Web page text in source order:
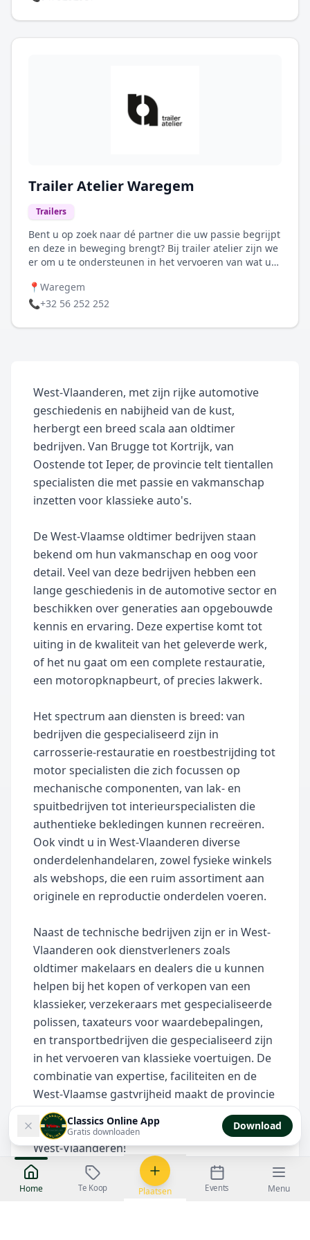
Classics Online App
Gratis downloaden Download
Naast aan- en verkoop kunt u bij ons ook terecht voor
reparatie en restauratie van klassieke auto's in België.
Trailer Atelier Waregem
Trailers
Bent u op zoek naar dé partner die uw passie begrijpt
en deze in beweging brengt? Bij trailer atelier zijn we
er om u te ondersteunen in het vervoeren van wat u
andere passie of bezigheid betreft. Wij geloven dat
het vervoer van uw waardevolle bezittingen met de
ervaring. Met onze expertise en aandacht voor detail
u, uw naam, uw passie en uw wensen!
📍 Waregem
📞+32 56 252 252
West-Vlaanderen, met zijn rijke automotive
geschiedenis en nabijheid van de kust,
herbergt een breed scala aan oldtimer
bedrijven. Van Brugge tot Kortrijk, van
Oostende tot Ieper, de provincie telt tientallen
specialisten die met passie en vakmanschap
inzetten voor klassieke auto's.
De West-Vlaamse oldtimer bedrijven staan
bekend om hun vakmanschap en oog voor
detail. Veel van deze bedrijven hebben een
lange geschiedenis in de automotive sector en
beschikken over generaties aan opgebouwde
kennis en ervaring. Deze expertise komt tot
uiting in de kwaliteit van het geleverde werk,
of het nu gaat om een complete restauratie,
een motoropknapbeurt, of precies lakwerk.
Het spectrum aan diensten is breed: van
bedrijven die gespecialiseerd zijn in
carrosserie-restauratie en roestbestrijding tot
motor specialisten die zich focussen op
mechanische componenten, van lak- en
spuitbedrijven tot interieurspecialisten die
authentieke bekledingen kunnen recreëren.
Ook vindt u in West-Vlaanderen diverse
onderdelenhandelaren, zowel fysieke winkels
als webshops, die een ruim assortiment aan
originele en reproductie onderdelen voeren.
Naast de technische bedrijven zijn er in West-
Vlaanderen ook dienstverleners zoals
oldtimer makelaars en dealers die u kunnen
helpen bij het kopen of verkopen van een
klassieker, verzekeraars met gespecialiseerde
polissen, taxateurs voor waardebepalingen,
en transportbedrijven die gespecialiseerd zijn
in het vervoeren van klassieke voertuigen. De
combinatie van expertise, faciliteiten en de
West-Vlaamse gastvrijheid maakt de provincie
tot een uitstekende keuze voor al uw oldtimer
behoeften. Ontdek alle oldtimer bedrijven in
West-Vlaanderen!
Home Te Koop Plaatsen Events Menu